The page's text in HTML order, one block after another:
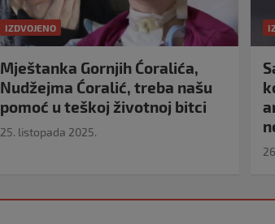
IZDVOJENO
Mještanka Gornjih Ćoralića,
Nudžejma Ćoralić, treba našu
pomoć u teškoj životnoj bitci
25. listopada 2025.